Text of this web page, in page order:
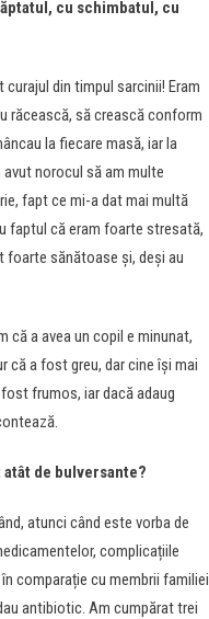
cu schimbatul, cu
din timpul sarcinii! Eram
răcească, să crească conform
la fiecare masă, iar la
norocul să am multe
fapt ce mi-a dat mai multă
faptul că eram foarte stresată,
foarte sănătoase și, deși au
că a avea un copil e minunat,
că a fost greu, dar cine își mai
frumos, iar dacă adaug
de bulversante?
atunci când este vorba de
complicațiile
comparație cu membrii familiei
antibiotic. Am cumpărat trei